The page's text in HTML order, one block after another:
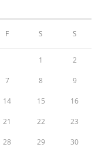
F S S
1 2
7 8 9
14 15 16
21 22 23
28 29 30